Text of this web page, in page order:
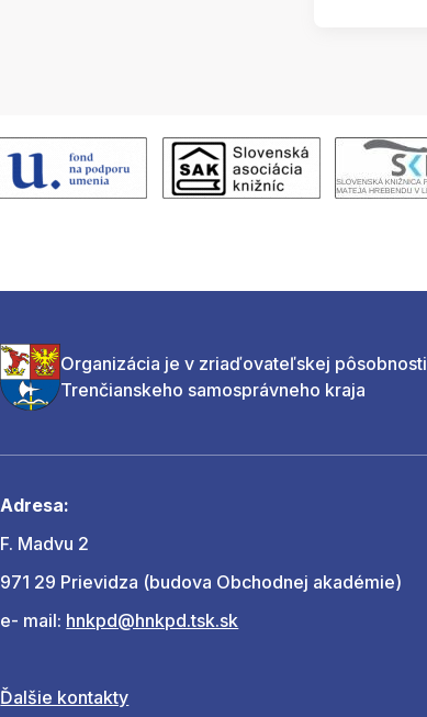
Organizácia je v zriaďovateľskej pôsobnosti
Trenčianskeho samosprávneho kraja
Adresa:
F. Madvu 2
971 29 Prievidza (budova Obchodnej akadémie)
e- mail: hnkpd@hnkpd.tsk.sk
Ďalšie kontakty